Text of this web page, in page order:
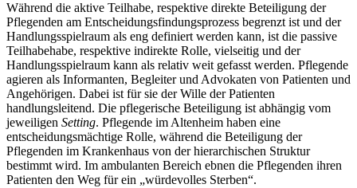
Während die aktive Teilhabe, respektive direkte Beteiligung der
Pflegenden am Entscheidungsfindungsprozess begrenzt ist und der
Handlungsspielraum als eng definiert werden kann, ist die passive
Teilhabehabe, respektive indirekte Rolle, vielseitig und der
Handlungsspielraum kann als relativ weit gefasst werden. Pflegende
agieren als Informanten, Begleiter und Advokaten von Patienten und
Angehörigen. Dabei ist für sie der Wille der Patienten
handlungsleitend. Die pflegerische Beteiligung ist abhängig vom
jeweiligen Setting. Pflegende im Altenheim haben eine
entscheidungsmächtige Rolle, während die Beteiligung der
Pflegenden im Krankenhaus von der hierarchischen Struktur
bestimmt wird. Im ambulanten Bereich ebnen die Pflegenden ihren
Patienten den Weg für ein „würdevolles Sterben“.